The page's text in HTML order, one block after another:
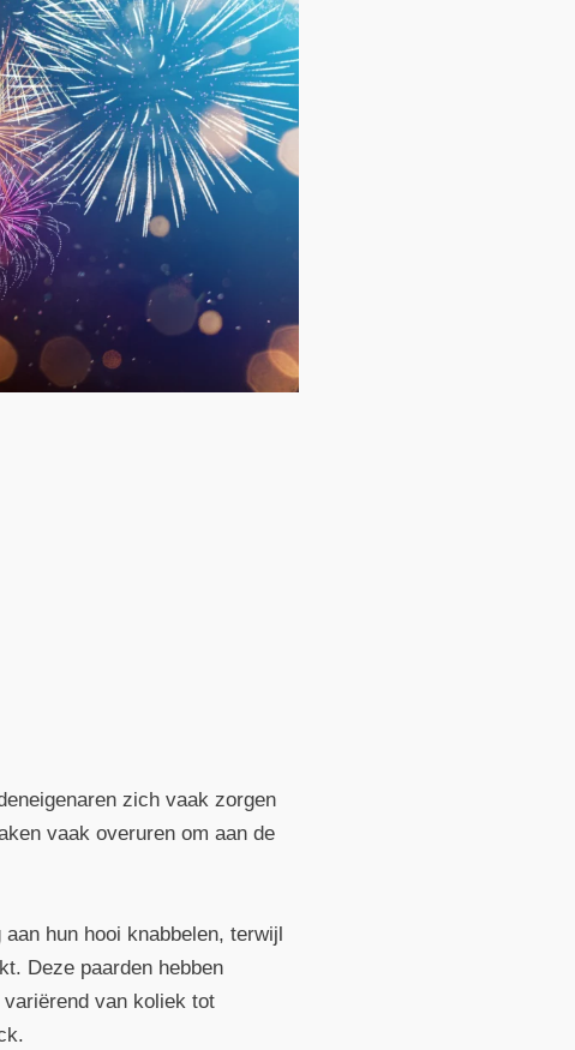
zich vaak zorgen
vaak overuren om aan de
hun hooi knabbelen, terwijl
Deze paarden hebben
van koliek tot